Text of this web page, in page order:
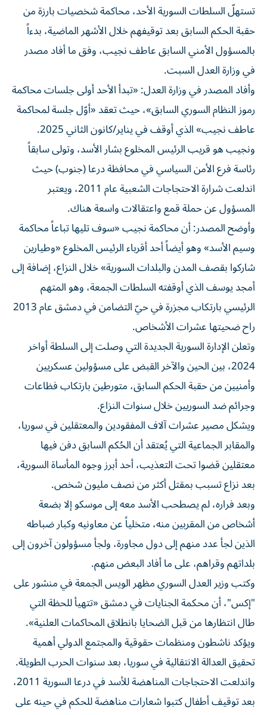
تستهلّ السلطات السورية الأحد، محاكمة شخصيات بارزة من
حقبة الحكم السابق بعد توقيفهم خلال الأشهر الماضية، بدءاً
بالمسؤول الأمني السابق عاطف نجيب، وفق ما أفاد مصدر
في وزارة العدل السبت.
وأفاد المصدر في وزارة العدل: «تبدأ الأحد أولى جلسات محاكمة
رموز النظام السوري السابق»، حيث تعقد «أوّل جلسة لمحاكمة
عاطف نجيب» الذي أوقف في يناير/كانون الثاني
ونجيب هو قريب الرئيس المخلوع بشار الأسد، وتولى سابقاً
رئاسة فرع الأمن السياسي في محافظة درعا (جنوب) حيث
اندلعت شرارة الاحتجاجات الشعبية عام 2011، ويعتبر
المسؤول عن حملة قمع واعتقالات واسعة هناك.
وأوضح المصدر: أن محاكمة نجيب «سوف تليها تباعاً محاكمة
وسيم الأسد» وهو أيضاً أحد أقرباء الرئيس المخلوع «وطيارين
شاركوا بقصف المدن والبلدات السورية» خلال النزاع، إضافة إلى
أمجد يوسف الذي أوقفته السلطات الجمعة، وهو المتهم
الرئيسي بارتكاب مجزرة في حيّ التضامن في دمشق عام 2013
راح ضحيتها عشرات الأشخاص.
وتعلن الإدارة السورية الجديدة التي وصلت إلى السلطة أواخر
2024، بين الحين والآخر القبض على مسؤولين عسكريين
وأمنيين من حقبة الحكم السابق، متورطين بارتكاب فظاعات
وجرائم ضد السوريين خلال سنوات النزاع.
ويشكل مصير عشرات آلاف المفقودين والمعتقلين في سوريا،
والمقابر الجماعية التي يُعتقد أن الحُكم السابق دفن فيها
معتقلين قضوا تحت التعذيب، أحد أبرز وجوه المأساة السورية،
بعد نزاع تسبب بمقتل أكثر من نصف مليون شخص.
وبعد فراره، لم يصطحب الأسد معه إلى موسكو إلا بضعة
أشخاص من المقربين منه، متخلياً عن معاونيه وكبار ضباطه
الذين لجأ عدد منهم إلى دول مجاورة، ولجأ مسؤولون آخرون إلى
بلداتهم وقراهم، على ما أفاد البعض منهم.
وكتب وزير العدل السوري مظهر الويس الجمعة في منشور على
"إكس"، أن محكمة الجنايات في دمشق «تتهيأ للحظة التي
طال انتظارها من قبل الضحايا بانطلاق المحاكمات العلنية».
ويؤكد ناشطون ومنظمات حقوقية والمجتمع الدولي أهمية
تحقيق العدالة الانتقالية في سوريا، بعد سنوات الحرب الطويلة.
واندلعت الاحتجاجات المناهضة للأسد في درعا السورية 2011،
بعد توقيف أطفال كتبوا شعارات مناهضة للحكم في حينه على